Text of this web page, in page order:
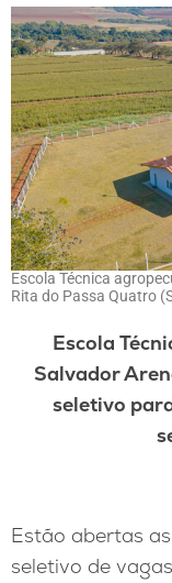
Escola Técnica
Rita do Passa Quatro
Escola
Salvador
seletivo
Estão abertas
seletivo de